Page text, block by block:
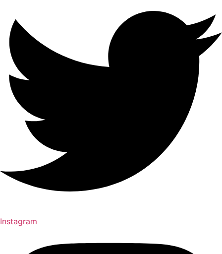
Instagram